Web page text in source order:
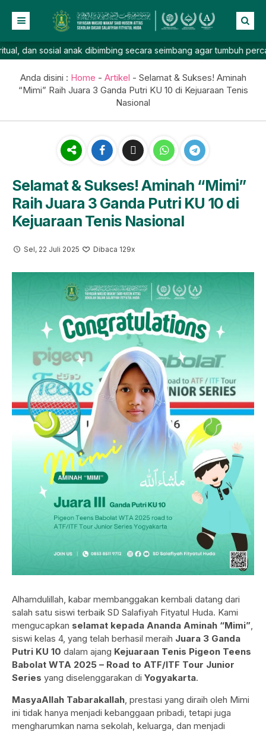
Beranda
Profil
NEW
Prestasi
anak dibimbing secara seimbang agar tumbuh percaya
Anda disini : Home - Artikel - Selamat & Sukses! Aminah
“Mimi” Raih Juara 3 Ganda Putri KU 10 di Kejuaraan Tenis
Nasional
Selamat & Sukses! Aminah “Mimi”
Raih Juara 3 Ganda Putri KU 10 di
Kejuaraan Tenis Nasional
Sel, 22 Juli 2025 Dibaca 129x
Alhamdulillah, kabar membanggakan kembali datang dari
salah satu siswi terbaik SD Salafiyah Fityatul Huda. Kami
mengucapkan selamat kepada Ananda Aminah “Mimi”,
siswi kelas 4, yang telah berhasil meraih Juara 3 Ganda
Putri KU 10 dalam ajang Kejuaraan Tenis Pigeon Teens
Babolat WTA 2025 – Road to ATF/ITF Tour Junior
Series yang diselenggarakan di Yogyakarta.
MasyaAllah Tabarakallah, prestasi yang diraih oleh Mimi
ini tidak hanya menjadi kebanggaan pribadi, tetapi juga
mengharumkan nama sekolah, keluarga, dan menjadi